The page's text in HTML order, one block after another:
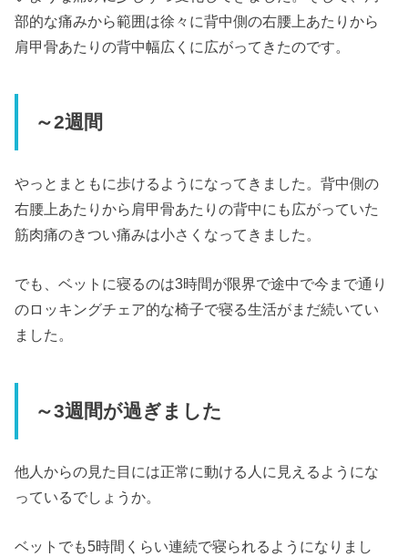
部的な痛みから範囲は徐々に背中側の右腰上あたりから
肩甲骨あたりの背中幅広くに広がってきたのです。
～2週間
やっとまともに歩けるようになってきました。背中側の
右腰上あたりから肩甲骨あたりの背中にも広がっていた
筋肉痛のきつい痛みは小さくなってきました。
でも、ベットに寝るのは3時間が限界で途中で今まで通り
のロッキングチェア的な椅子で寝る生活がまだ続いてい
ました。
～3週間が過ぎました
他人からの見た目には正常に動ける人に見えるようにな
っているでしょうか。
ベットでも5時間くらい連続で寝られるようになりまし